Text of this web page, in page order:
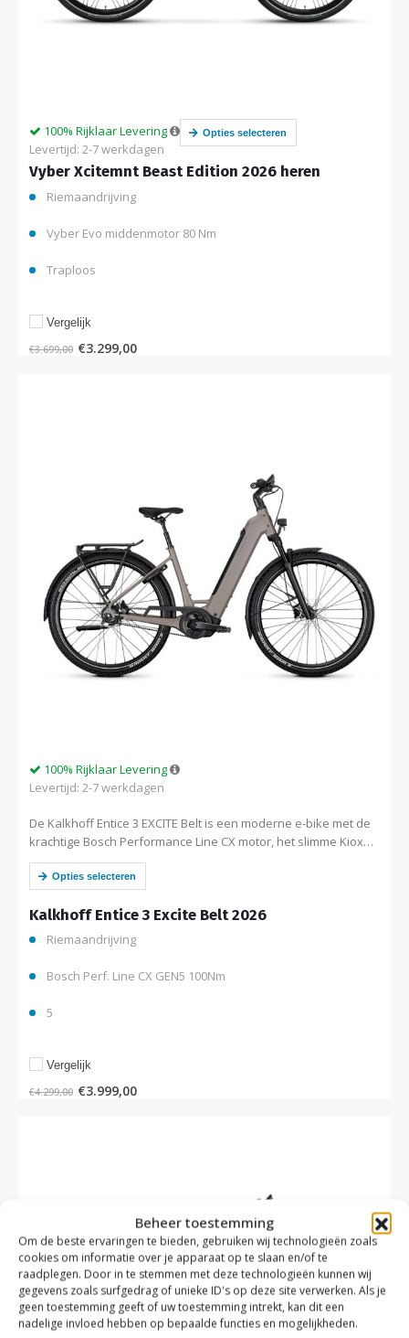
Beheer toestemming
Om de beste ervaringen te bieden, gebruiken wij technologieën zoals
cookies om informatie over je apparaat op te slaan en/of te
raadplegen. Door in te stemmen met deze technologieën kunnen wij
gegevens zoals surfgedrag of unieke ID's op deze site verwerken. Als je
geen toestemming geeft of uw toestemming intrekt, kan dit een
nadelige invloed hebben op bepaalde functies en mogelijkheden.
Vyber Xcitemnt Beast Edition 2026 heren
100% Rijklaar Levering
Levertijd: 2-7 werkdagen
Riemaandrijving
Vyber Evo middenmotor 80 Nm
Traploos
€3.699,00 €3.299,00
Opties selecteren
Vergelijk
Kalkhoff Entice 3 Excite Belt 2026
100% Rijklaar Levering
Levertijd: 2-7 werkdagen
Riemaandrijving
Bosch Perf. Line CX GEN5 100Nm
5
De Kalkhoff Entice 3 EXCITE Belt is een moderne e-bike met de
krachtige Bosch Performance Line CX motor, het slimme Kiox
300 display, een onderhoudsarme riemaandrijving en Shimano
Nexus 5…
€4.299,00 €3.999,00
Opties selecteren
Vergelijk